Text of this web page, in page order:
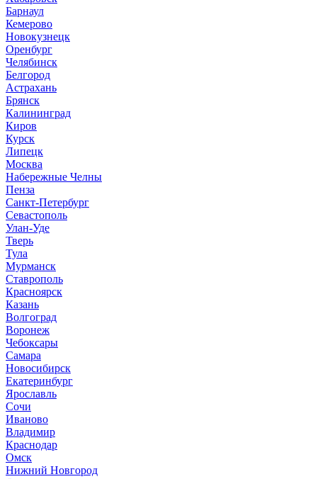
Барнаул
Кемерово
Новокузнецк
Оренбург
Челябинск
Белгород
Астрахань
Брянск
Калининград
Киров
Курск
Липецк
Москва
Набережные Челны
Пенза
Санкт-Петербург
Севастополь
Улан-Уде
Тверь
Тула
Мурманск
Ставрополь
Красноярск
Казань
Волгоград
Воронеж
Чебоксары
Самара
Новосибирск
Екатеринбург
Ярославль
Сочи
Иваново
Владимир
Краснодар
Омск
Нижний Новгород